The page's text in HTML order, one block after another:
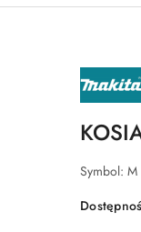
NAZWA
MAKITA
Symbol: M